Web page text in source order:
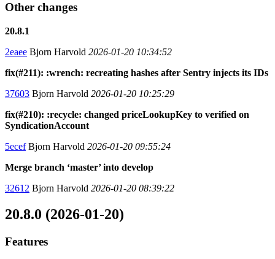
Other changes
20.8.1
2eaee Bjorn Harvold 2026-01-20 10:34:52
fix(#211): :wrench: recreating hashes after Sentry injects its IDs
37603 Bjorn Harvold 2026-01-20 10:25:29
fix(#210): :recycle: changed priceLookupKey to verified on
SyndicationAccount
5ecefBjorn Harvold 2026-01-20 09:55:24
Merge branch ‘master’ into develop
32612 Bjorn Harvold 2026-01-20 08:39:22
20.8.0 (2026-01-20)
Features